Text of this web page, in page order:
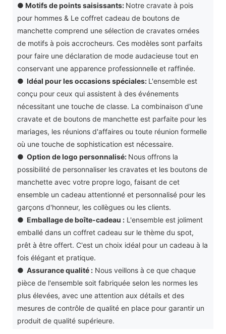
● Motifs de points saisissants: Notre cravate à pois
pour hommes & Le coffret cadeau de boutons de
manchette comprend une sélection de cravates ornées
de motifs à pois accrocheurs. Ces modèles sont parfaits
pour faire une déclaration de mode audacieuse tout en
conservant une apparence professionnelle et raffinée.
● Idéal pour les occasions spéciales: L'ensemble est
conçu pour ceux qui assistent à des événements
nécessitant une touche de classe. La combinaison d'une
cravate et de boutons de manchette est parfaite pour les
mariages, les réunions d'affaires ou toute réunion formelle
où une touche de sophistication est nécessaire.
● Option de logo personnalisé: Nous offrons la
possibilité de personnaliser les cravates et les boutons de
manchette avec votre propre logo, faisant de cet
ensemble un cadeau attentionné et personnalisé pour les
garçons d'honneur, les collègues ou les clients.
● Emballage de boîte-cadeau :L'ensemble est joliment
emballé dans un coffret cadeau sur le thème du spot,
prêt à être offert. C'est un choix idéal pour un cadeau à la
fois élégant et pratique.
● Assurance qualité :Nous veillons à ce que chaque
pièce de l'ensemble soit fabriquée selon les normes les
plus élevées, avec une attention aux détails et des
mesures de contrôle de qualité en place pour garantir un
produit de qualité supérieure.